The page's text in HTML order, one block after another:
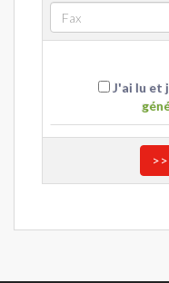
J'ai lu et